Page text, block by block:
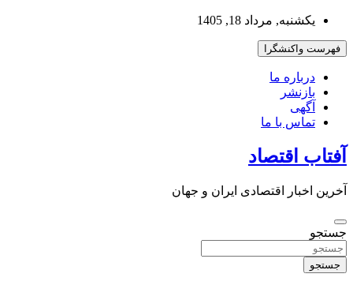
بروید
یکشنبه, مرداد 18, 1405
فهرست واکنشگرا
درباره ما
بازنشر
آگهی
تماس با ما
آفتاب اقتصاد
آخرین اخبار اقتصادی ایران و جهان
جستجو
جستجو